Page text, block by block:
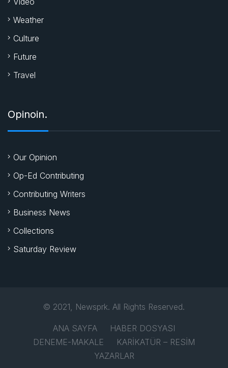
Weather
Culture
Future
Travel
Opinoin.
Our Opinion
Op-Ed Contributing
Contributing Writers
Business News
Collections
Saturday Review
© 2021, Newsprk. All Rights Reserved.
ANA SAYFA
HABER DOSYASI
DENEME-MAKALE
KARİKATÜR – RESİM
YAZARLAR